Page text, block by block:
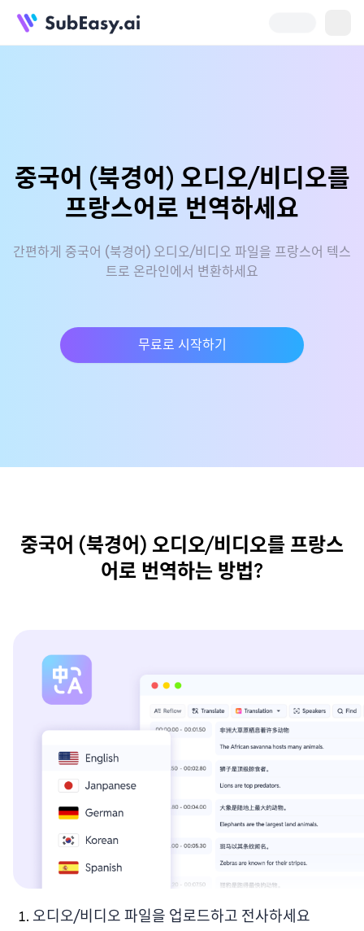
중국어 (북경어) 오디오/비디오를
프랑스어로 번역하세요
간편하게 중국어 (북경어) 오디오/비디오 파일을 프랑스어 텍스
트로 온라인에서 변환하세요
무료로 시작하기
중국어 (북경어) 오디오/비디오를 프랑스
어로 번역하는 방법?
오디오/비디오 파일을 업로드하고 전사하세요